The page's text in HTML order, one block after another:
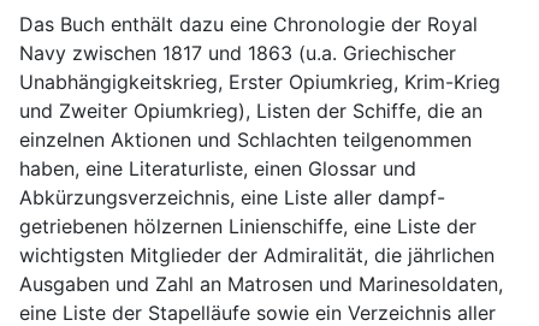
Das Buch enthält dazu eine Chronologie der Royal
Navy zwischen 1817 und 1863 (u.a. Griechischer
Unabhängigkeitskrieg, Erster Opiumkrieg, Krim-Krieg
und Zweiter Opiumkrieg), Listen der Schiffe, die an
einzelnen Aktionen und Schlachten teilgenommen
haben, eine Literaturliste, einen Glossar und
Abkürzungsverzeichnis, eine Liste aller dampf-
getriebenen hölzernen Linienschiffe, eine Liste der
wichtigsten Mitglieder der Admiralität, die jährlichen
Ausgaben und Zahl an Matrosen und Marinesoldaten,
eine Liste der Stapelläufe sowie ein Verzeichnis aller